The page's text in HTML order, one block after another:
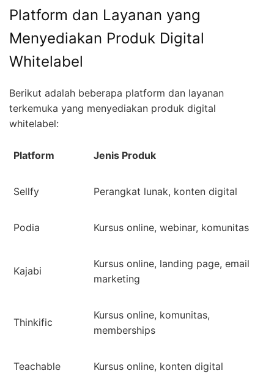
Platform dan Layanan yang
Menyediakan Produk Digital
Whitelabel
Berikut adalah beberapa platform dan layanan
terkemuka yang menyediakan produk digital
whitelabel:
Platform Jenis Produk
Sellfy Perangkat lunak, konten digital
Podia Kursus online, webinar, komunitas
Kajabi
Kursus online, landing page, email
marketing
Thinkific
Kursus online, komunitas,
memberships
Teachable Kursus online, konten digital